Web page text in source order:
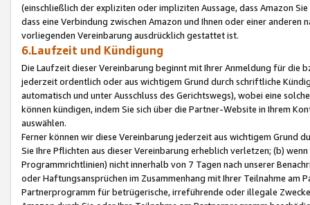
(einschließlich der expliziten oder impliziten Aussage, dass Amazon
dass eine Verbindung zwischen Amazon und Ihnen oder einer
vorliegenden Vereinbarung ausdrücklich gestattet ist.
6.Laufzeit und Kündigung
Die Laufzeit dieser Vereinbarung beginnt mit Ihrer Anmeldung für die
jederzeit ordentlich oder aus wichtigem Grund durch schriftliche
automatisch und unter Ausschluss des Gerichtswegs), wobei eine
können kündigen, indem Sie sich über die Partner-Website in Ihrem
auswählen.
Ferner können wir diese Vereinbarung jederzeit aus wichtigem Grund
Sie Ihre Pflichten aus dieser Vereinbarung erheblich verletzen; (b)
Programmrichtlinien) nicht innerhalb von 7 Tagen nach unserer
oder Haftungsansprüchen im Zusammenhang mit Ihrer Teilnahme am
Partnerprogramm für betrügerische, irreführende oder illegale